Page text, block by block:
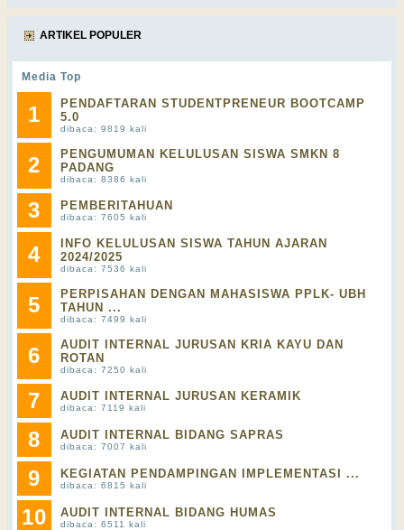
ARTIKEL POPULER
Media Top
1
PENDAFTARAN STUDENTPRENEUR BOOTCAMP
5.0
dibaca: 9819 kali
2
PENGUMUMAN KELULUSAN SISWA SMKN 8
PADANG
dibaca: 8386 kali
3 PEMBERITAHUAN
dibaca: 7605 kali
4
INFO KELULUSAN SISWA TAHUN AJARAN
2024/2025
dibaca: 7536 kali
5
PERPISAHAN DENGAN MAHASISWA PPLK- UBH
TAHUN ...
dibaca: 7499 kali
6
AUDIT INTERNAL JURUSAN KRIA KAYU DAN
ROTAN
dibaca: 7250 kali
7 AUDIT INTERNAL JURUSAN KERAMIK
dibaca: 7119 kali
8 AUDIT INTERNAL BIDANG SAPRAS
dibaca: 7007 kali
9 KEGIATAN PENDAMPINGAN IMPLEMENTASI ...
dibaca: 6815 kali
10 AUDIT INTERNAL BIDANG HUMAS
dibaca: 6511 kali